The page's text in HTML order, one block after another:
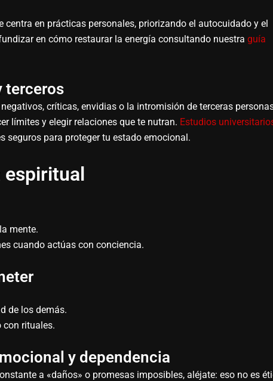
centra en prácticas personales, priorizando el autocuidado y el
en cómo restaurar la energía consultando nuestra guía
terceros
críticas, envidias o la intromisión de terceras
límites y elegir relaciones que te nutran. Estudios
seguros para proteger tu estado emocional.
espiritual
mente.
cuando actúas con conciencia.
de los demás.
rituales.
y dependencia
a «daños» o promesas imposibles, aléjate: eso no es